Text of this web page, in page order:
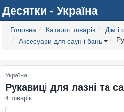
Десятки - Україна
Головна Каталог товарів Дім і
Аксесуари для саун і бань
Україна
Рукавиці для лазні та
4 товарів